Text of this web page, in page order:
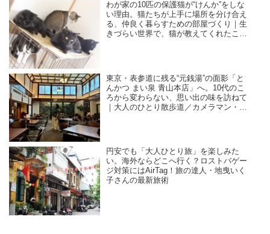
わが家の10匹の保護猫が“けんか”をしな
い理由。猫たちが上手に場所を分け合え
る、仲良く暮らすための部屋づくり｜生
きづらい世界で、猫が教えてくれたこと
東京・表参道に残る“元銭湯”の面影「と
んかつ まい泉 青山本店」へ。10代のこ
ろから変わらない、思い出の味を訪ねて
｜大人のひとり散歩道／カメラマン・石
円安でも「大人ひとり旅」を楽しみた
い。海外ならどこへ行く？ロストバゲー
ジ対策にはAirTag！旅の達人・地曳いく
子さんの最新旅術